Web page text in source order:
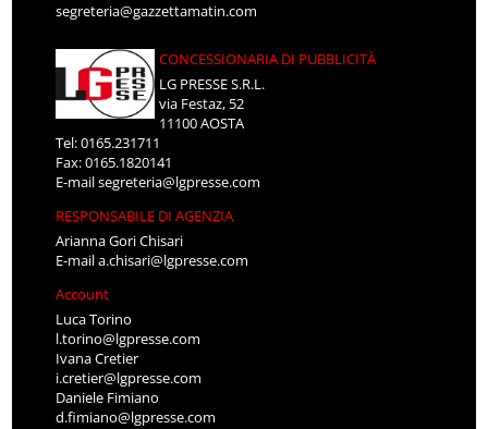
segreteria@gazzettamatin.com
CONCESSIONARIA DI PUBBLICITÀ
LG PRESSE S.R.L.
via Festaz, 52
11100 AOSTA
Tel: 0165.231711
Fax: 0165.1820141
E-mailsegreteria@lgpresse.com
RESPONSABILE DI AGENZIA
Arianna Gori Chisari
E-maila.chisari@lgpresse.com
Account
Luca Torino
l.torino@lgpresse.com
Ivana Cretier
i.cretier@lgpresse.com
Daniele Fimiano
d.fimiano@lgpresse.com